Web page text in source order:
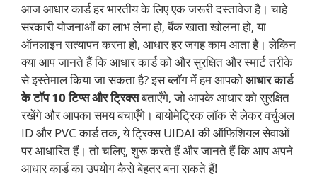
आज आधार कार्ड हर भारतीय के लिए एक जरूरी दस्तावेज है। चाहे
सरकारी योजनाओं का लाभ लेना हो, बैंक खाता खोलना हो, या
ऑनलाइन सत्यापन करना हो, आधार हर जगह काम आता है। लेकिन
क्या आप जानते हैं कि आधार कार्ड को और सुरक्षित और स्मार्ट तरीके
से इस्तेमाल किया जा सकता है? इस ब्लॉग में हम आपकोआधार कार्ड
के टॉप 10 टिप्स और ट्रिक्सबताएँगे, जो आपके आधार को सुरक्षित
रखेंगे और आपका समय बचाएँगे। बायोमेट्रिक लॉक से लेकर वर्चुअल
ID और PVC कार्ड तक, ये ट्रिक्स UIDAI की ऑफिशियल सेवाओं
पर आधारित हैं। तो चलिए, शुरू करते हैं और जानते हैं कि आप अपने
आधार कार्ड का उपयोग कैसे बेहतर बना सकते हैं!